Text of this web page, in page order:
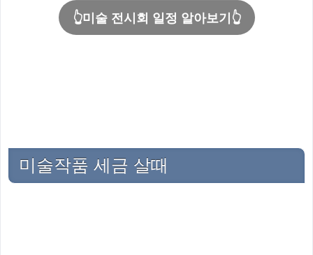
👆미술 전시회 일정 알아보기👆
미술작품 세금 살때